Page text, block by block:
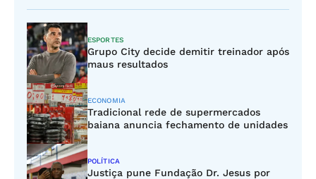
ESPORTES
Grupo City decide demitir treinador após
maus resultados
ECONOMIA
Tradicional rede de supermercados
baiana anuncia fechamento de unidades
POLÍTICA
Justiça pune Fundação Dr. Jesus por